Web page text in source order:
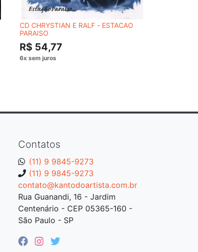
CD CHRYSTIAN E RALF - ESTACAO
PARAISO
R$ 54,77
Contatos
(11) 9 9845-9273
(11) 9 9845-9273
contato@kantodoartista.com.br
Rua Guanandi, 16 - Jardim
Centenário - CEP 05365-160 -
São Paulo - SP